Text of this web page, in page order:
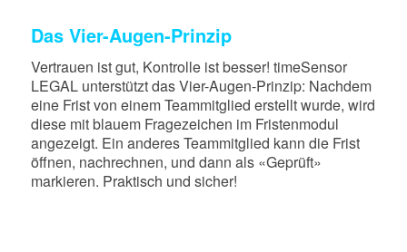
Das Vier-Augen-Prinzip
Vertrauen ist gut, Kontrolle ist besser! timeSensor
LEGAL unterstützt das Vier-Augen-Prinzip: Nachdem
eine Frist von einem Teammitglied erstellt wurde, wird
diese mit blauem Fragezeichen im Fristenmodul
angezeigt. Ein anderes Teammitglied kann die Frist
öffnen, nachrechnen, und dann als «Geprüft»
markieren. Praktisch und sicher!